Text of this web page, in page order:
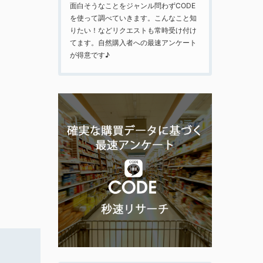
面白そうなことをジャンル問わずCODE
を使って調べていきます。こんなこと知
りたい！などリクエストも常時受け付け
てます。自然購入者への最速アンケート
が得意です♪